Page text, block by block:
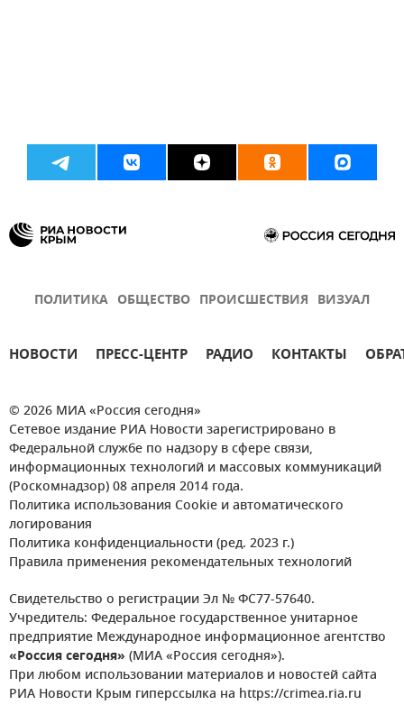
ПОЛИТИКА ОБЩЕСТВО ПРОИСШЕСТВИЯ ВИЗУАЛ
НОВОСТИ ПРЕСС-ЦЕНТР РАДИО КОНТАКТЫ
© 2026 МИА «Россия сегодня»
Сетевое издание РИА Новости зарегистрировано в
Федеральной службе по надзору в сфере связи,
информационных технологий и массовых коммуникаций
(Роскомнадзор) 08 апреля 2014 года.
Политика использования Cookie и автоматического
логирования
Политика конфиденциальности (ред. 2023 г.)
Правила применения рекомендательных технологий
Свидетельство о регистрации Эл № ФС77-57640.
Учредитель: Федеральное государственное унитарное
предприятие Международное информационное агентство
«Россия сегодня» (МИА «Россия сегодня»).
При любом использовании материалов и новостей сайта
РИА Новости Крым гиперссылка на https://crimea.ria.ru